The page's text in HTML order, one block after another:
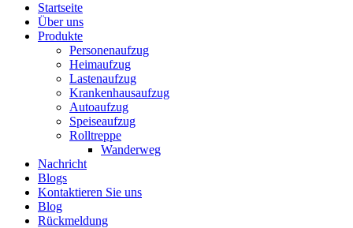
Startseite
Über uns
Produkte
Personenaufzug
Heimaufzug
Lastenaufzug
Krankenhausaufzug
Autoaufzug
Speiseaufzug
Rolltreppe
Wanderweg
Nachricht
Blogs
Kontaktieren Sie uns
Blog
Rückmeldung